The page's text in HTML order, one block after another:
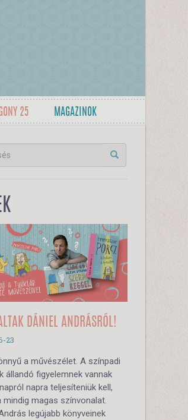
25 MAGAZINOK
DÁNIEL ANDRÁSRÓL!
23
a művészélet. A színpadi
állandó figyelemnek vannak
napra teljesíteniük kell,
mindig magas színvonalat.
legújabb könyveinek